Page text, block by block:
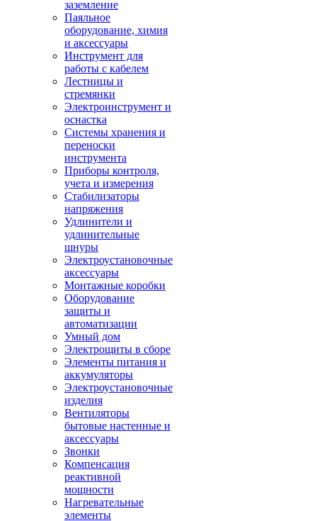
заземление
Паяльное
оборудование, химия
и аксессуары
Инструмент для
работы с кабелем
Лестницы и
стремянки
Электроинструмент и
оснастка
Системы хранения и
переноски
инструмента
Приборы контроля,
учета и измерения
Стабилизаторы
напряжения
Удлинители и
удлинительные
шнуры
Электроустановочные
аксессуары
Монтажные коробки
Оборудование
защиты и
автоматизации
Умный дом
Электрощиты в сборе
Элементы питания и
аккумуляторы
Электроустановочные
изделия
Вентиляторы
бытовые настенные и
аксессуары
Звонки
Компенсация
реактивной
мощности
Нагревательные
элементы